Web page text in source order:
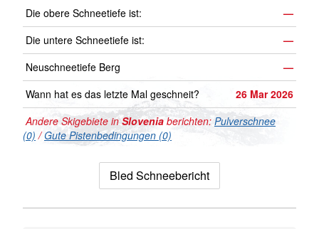
Die obere Schneetiefe ist:
—
Die untere Schneetiefe ist:
—
Neuschneetiefe Berg
—
Wann hat es das letzte Mal geschneit?
26 Mar 2026
Andere Skigebiete inSlovenia berichten: Pulverschnee
(0) /Gute Pistenbedingungen (0)
Bled Schneebericht